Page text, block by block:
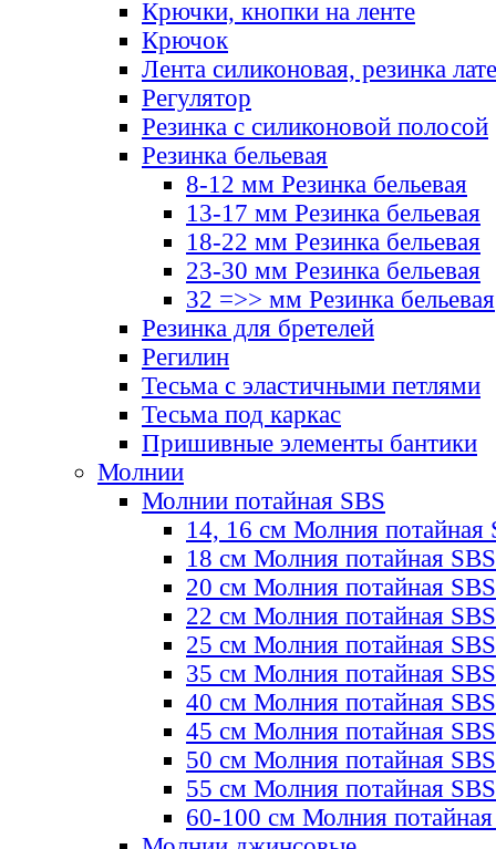
Крючки, кнопки на ленте
Крючок
Лента силиконовая, резинка
Регулятор
Резинка с силиконовой полосой
Резинка бельевая
8-12 мм Резинка бельевая
13-17 мм Резинка бельевая
18-22 мм Резинка бельевая
23-30 мм Резинка бельевая
32 =>> мм Резинка бельевая
Резинка для бретелей
Регилин
Тесьма с эластичными петлями
Тесьма под каркас
Пришивные элементы бантики
Молнии
Молнии потайная SBS
14, 16 см Молния потайная
18 см Молния потайная SBS
20 см Молния потайная SBS
22 см Молния потайная SBS
25 см Молния потайная SBS
35 см Молния потайная SBS
40 см Молния потайная SBS
45 см Молния потайная SBS
50 см Молния потайная SBS
55 см Молния потайная SBS
60-100 см Молния